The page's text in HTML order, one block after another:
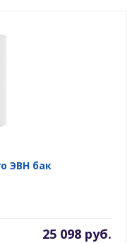
ЭВН бак
25 098 руб.